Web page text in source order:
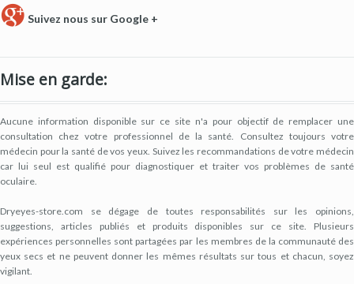
Suivez nous sur Google +
Mise en garde:
Aucune information disponible sur ce site n'a pour objectif de remplacer une
consultation chez votre professionnel de la santé. Consultez toujours votre
médecin pour la santé de vos yeux. Suivez les recommandations de votre médecin
car lui seul est qualifié pour diagnostiquer et traiter vos problèmes de santé
oculaire.
Dryeyes-store.com se dégage de toutes responsabilités sur les opinions,
suggestions, articles publiés et produits disponibles sur ce site. Plusieurs
expériences personnelles sont partagées par les membres de la communauté des
yeux secs et ne peuvent donner les mêmes résultats sur tous et chacun, soyez
vigilant.